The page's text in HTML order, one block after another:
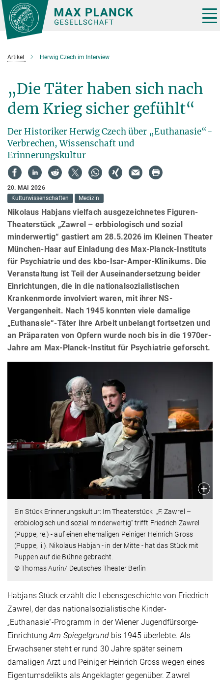
Hauptinhalt
Artikel Herwig Czech im Interview
„Die Täter haben sich nach
dem Krieg sicher gefühlt“
Der Historiker Herwig Czech über „Euthanasie“-
Verbrechen, Wissenschaft und
Erinnerungskultur
20. MAI 2026
Kulturwissenschaften
Medizin
Nikolaus Habjans vielfach ausgezeichnetes Figuren-
Theaterstück „Zawrel – erbbiologisch und sozial
minderwertig“ gastiert am 28.5.2026 im Kleinen Theater
München-Haar auf Einladung des Max-Planck-Instituts
für Psychiatrie und des kbo-Isar-Amper-Klinikums. Die
Veranstaltung ist Teil der Auseinandersetzung beider
Einrichtungen, die in die nationalsozialistischen
Krankenmorde involviert waren, mit ihrer NS-
Vergangenheit. Nach 1945 konnten viele damalige
„Euthanasie“-Täter ihre Arbeit unbelangt fortsetzen und
an Präparaten von Opfern wurde noch bis in die 1970er-
Jahre am Max-Planck-Institut für Psychiatrie geforscht.
Ein Stück Erinnerungskultur: Im Theaterstück „F. Zawrel –
erbbiologisch und sozial minderwertig“ trifft Friedrich Zawrel
(Puppe, re.) - auf einen ehemaligen Peiniger Heinrich Gross
(Puppe, li.). Nikolaus Habjan - in der Mitte - hat das Stück mit
Puppen auf die Bühne gebracht.
© Thomas Aurin/ Deutsches Theater Berlin
Habjans Stück erzählt die Lebensgeschichte von Friedrich
Zawrel, der das nationalsozialistische Kinder-
„Euthanasie“-Programm in der Wiener Jugendfürsorge-
EinrichtungAm Spiegelgrund bis 1945 überlebte. Als
Erwachsener steht er rund 30 Jahre später seinem
damaligen Arzt und Peiniger Heinrich Gross wegen eines
Eigentumsdelikts als Angeklagter gegenüber. Zawrel